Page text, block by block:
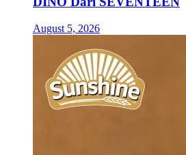
August 5, 2026